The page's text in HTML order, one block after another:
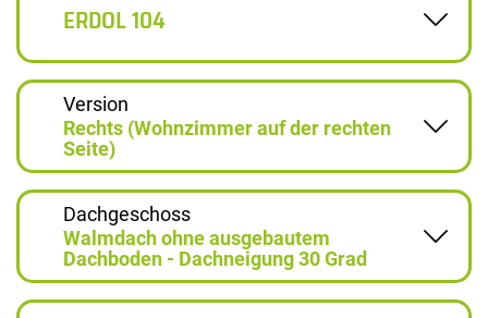
ERDOL 104
Version
Rechts (Wohnzimmer auf der rechten
Seite)
Dachgeschoss
Walmdach ohne ausgebautem
Dachboden - Dachneigung 30 Grad